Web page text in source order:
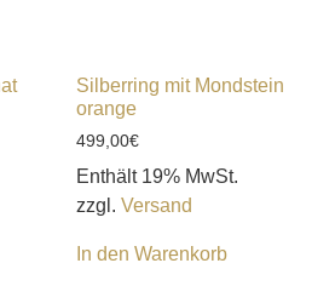
Silberring mit Mondstein
orange
499,00€
Enthält 19% MwSt.
zzgl. Versand
In den Warenkorb